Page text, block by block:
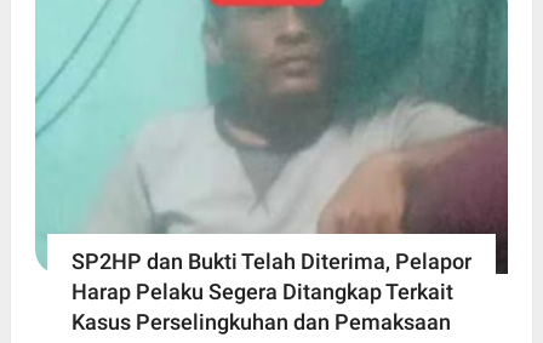
SP2HP dan Bukti Telah Diterima, Pelapor
Harap Pelaku Segera Ditangkap Terkait
Kasus Perselingkuhan dan Pemaksaan